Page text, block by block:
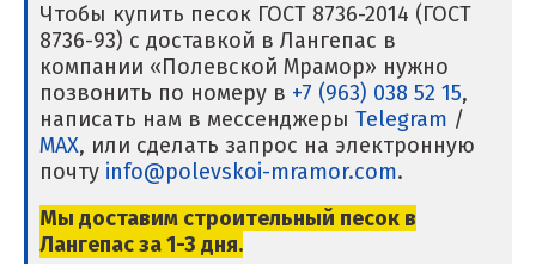
Люберцы
М
Магнитогорск
Махачкала
Мегион
Чтобы купить песок ГОСТ 8736-2014 (ГОСТ
8736-93) с доставкой в Лангепас в
компании «Полевской Мрамор» нужно
позвонить по номеру в +7 (963) 038 52 15,
написать нам в мессенджеры Telegram /
MAX, или сделать запрос на электронную
почту info@polevskoi-mramor.com.
Мы доставим строительный песок в
Лангепас за 1-3 дня.